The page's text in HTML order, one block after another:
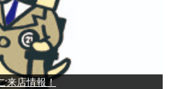
来店情報！